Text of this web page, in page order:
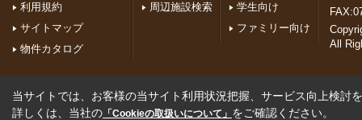
利用規約
サイトマップ
物件カタログ
周辺施設検索
学生向け
ファミリー向け
All
当サイトでは、お客様の当サイト利用状況把握、サービス向上検討
詳しくは、当社の 「Cookieの取扱いについて」 をご確認ください。